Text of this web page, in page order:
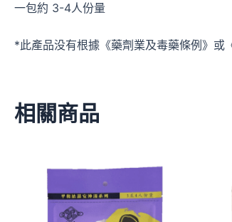
一包約 3-4人份量
*此產品没有根據《藥劑業及毒藥條例》或
相關商品